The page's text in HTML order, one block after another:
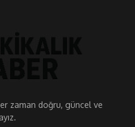
zaman doğru, güncel ve